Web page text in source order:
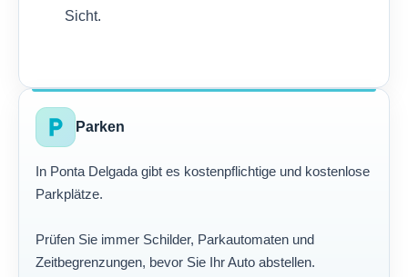
Sicht.
local_parking Parken
In Ponta Delgada gibt es kostenpflichtige und kostenlose
Parkplätze.
Prüfen Sie immer Schilder, Parkautomaten und
Zeitbegrenzungen, bevor Sie Ihr Auto abstellen.